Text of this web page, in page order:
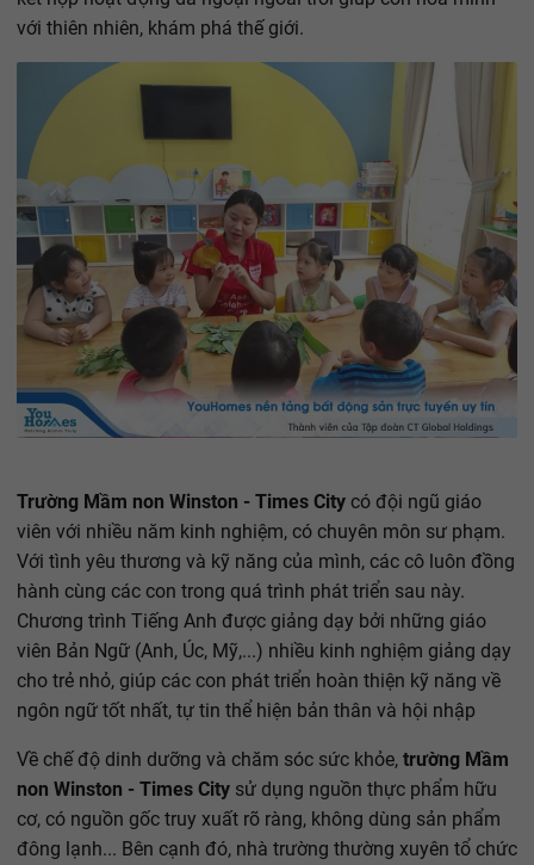
với thiên nhiên, khám phá thế giới.
Trường Mầm non Winston - Times City có đội ngũ giáo
viên với nhiều năm kinh nghiệm, có chuyên môn sư phạm.
Với tình yêu thương và kỹ năng của mình, các cô luôn đồng
hành cùng các con trong quá trình phát triển sau này.
Chương trình Tiếng Anh được giảng dạy bởi những giáo
viên Bản Ngữ (Anh, Úc, Mỹ,...) nhiều kinh nghiệm giảng dạy
cho trẻ nhỏ, giúp các con phát triển hoàn thiện kỹ năng về
ngôn ngữ tốt nhất, tự tin thể hiện bản thân và hội nhập
Về chế độ dinh dưỡng và chăm sóc sức khỏe, trường Mầm
non Winston - Times City sử dụng nguồn thực phẩm hữu
cơ, có nguồn gốc truy xuất rõ ràng, không dùng sản phẩm
đông lạnh... Bên cạnh đó, nhà trường thường xuyên tổ chức